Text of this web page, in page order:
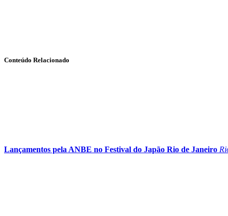
Conteúdo Relacionado
Lançamentos pela ANBE no Festival do Japão Rio de Janeiro